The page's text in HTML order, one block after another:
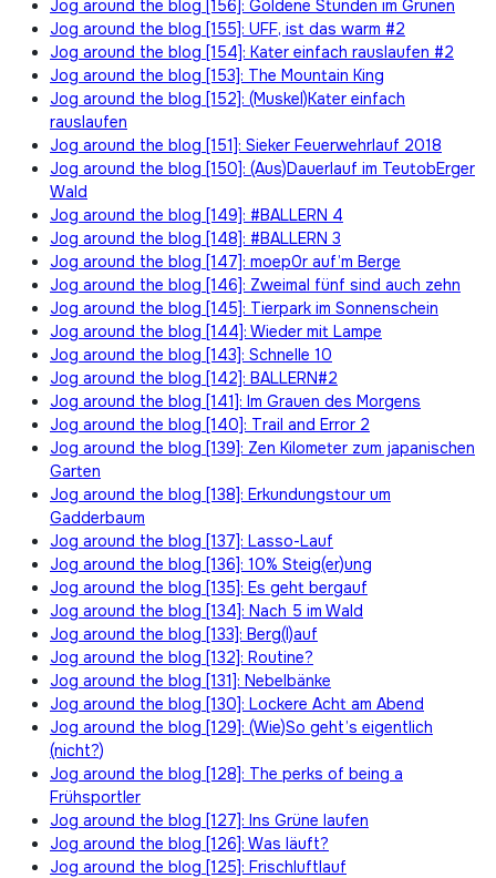
Jog around the blog [156]: Goldene Stunden im Grünen
Jog around the blog [155]: UFF, ist das warm #2
Jog around the blog [154]: Kater einfach rauslaufen #2
Jog around the blog [153]: The Mountain King
Jog around the blog [152]: (Muskel)Kater einfach
rauslaufen
Jog around the blog [151]: Sieker Feuerwehrlauf 2018
Jog around the blog [150]: (Aus)Dauerlauf im TeutobErger
Wald
Jog around the blog [149]: #BALLERN 4
Jog around the blog [148]: #BALLERN 3
Jog around the blog [147]: moep0r auf’m Berge
Jog around the blog [146]: Zweimal fünf sind auch zehn
Jog around the blog [145]: Tierpark im Sonnenschein
Jog around the blog [144]: Wieder mit Lampe
Jog around the blog [143]: Schnelle 10
Jog around the blog [142]: BALLERN#2
Jog around the blog [141]: Im Grauen des Morgens
Jog around the blog [140]: Trail and Error 2
Jog around the blog [139]: Zen Kilometer zum japanischen
Garten
Jog around the blog [138]: Erkundungstour um
Gadderbaum
Jog around the blog [137]: Lasso-Lauf
Jog around the blog [136]: 10% Steig(er)ung
Jog around the blog [135]: Es geht bergauf
Jog around the blog [134]: Nach 5 im Wald
Jog around the blog [133]: Berg(l)auf
Jog around the blog [132]: Routine?
Jog around the blog [131]: Nebelbänke
Jog around the blog [130]: Lockere Acht am Abend
Jog around the blog [129]: (Wie)So geht’s eigentlich
(nicht?)
Jog around the blog [128]: The perks of being a
Frühsportler
Jog around the blog [127]: Ins Grüne laufen
Jog around the blog [126]: Was läuft?
Jog around the blog [125]: Frischluftlauf